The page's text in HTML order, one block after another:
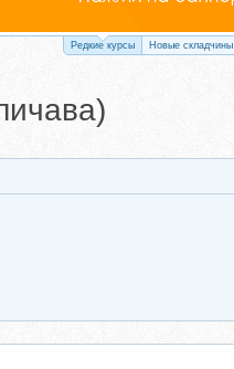
Редкие курсы Новые складчины